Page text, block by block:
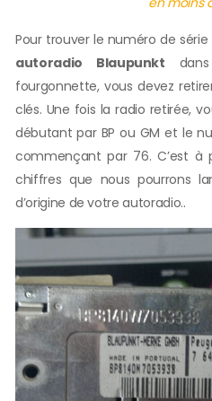
Pour trouver le numéro de
autoradio Blaupunkt
fourgonnette, vous devez
clés. Une fois la radio retirée,
débutant par BP ou GM et le
commençant par 76. C’est à
chiffres que nous pourrons
d’origine de votre autoradio..